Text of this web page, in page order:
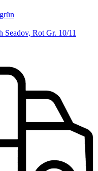
Rot Gr. 10/11